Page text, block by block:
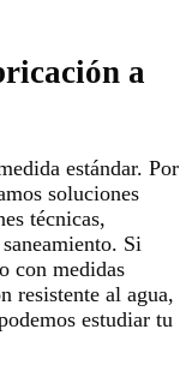
a
estándar. Por
soluciones
técnicas,
Si
con medidas
resistente al agua,
estudiar tu